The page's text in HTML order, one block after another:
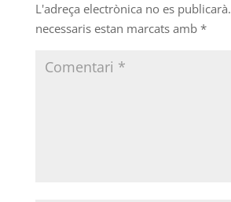
L'adreça electrònica no es publicarà.
necessaris estan marcats amb *